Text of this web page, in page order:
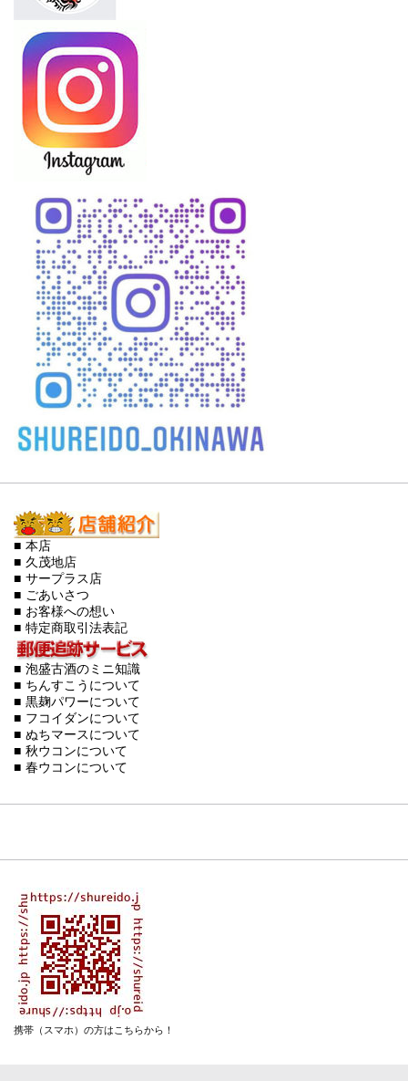
■ 本店
■ 久茂地店
■ サープラス店
■ ごあいさつ
■ お客様への想い
■ 特定商取引法表記
■ 泡盛古酒のミニ知識
■ ちんすこうについて
■ 黒麹パワーについて
■ フコイダンについて
■ ぬちマースについて
■ 秋ウコンについて
■ 春ウコンについて
携帯（スマホ）の方はこちらから！